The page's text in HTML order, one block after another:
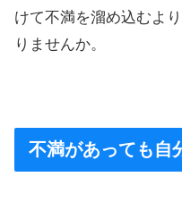
けて不満を溜め込むよ
りませんか。
不満があっても自